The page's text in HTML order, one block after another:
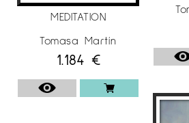
Fira – DEARTE – Madrid.
Galeria TUSET. Barcelona
Galeria TRAÇ D’ART. Sabadell
Exposició Premi Juan Ramón
MEDITATION
Tomasa Martín
1.184 €